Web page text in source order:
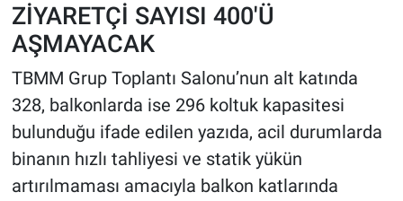
ZİYARETÇİ SAYISI 400'Ü
AŞMAYACAK
TBMM Grup Toplantı Salonu’nun alt katında
328, balkonlarda ise 296 koltuk kapasitesi
bulunduğu ifade edilen yazıda, acil durumlarda
binanın hızlı tahliyesi ve statik yükün
artırılmaması amacıyla balkon katlarında